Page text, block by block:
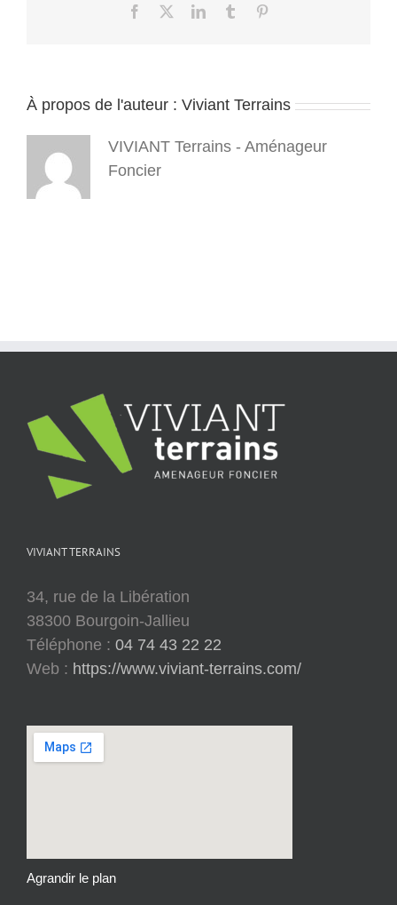
réseaux
–
png
Facebook LinkedInTumblr
À propos de l'auteur : Viviant Terrains
VIVIANT Terrains - Aménageur
Foncier
VIVIANT TERRAINS
34, rue de la Libération
38300 Bourgoin-Jallieu
Téléphone : 04 74 43 22 22
Web : https://www.viviant-terrains.com/
Agrandir le plan